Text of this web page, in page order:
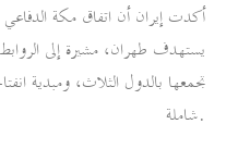
أكدت إيران أن اتفاق مكة
يستهدف طهران، مشيرة إلى الروابط
تجمعها بالدول الثلاث، ومبدية
شاملة.